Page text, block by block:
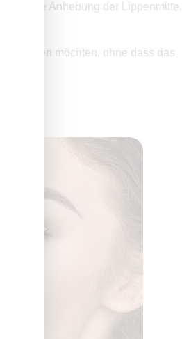
Anhebung der Lippenmitte.
möchten, ohne dass das